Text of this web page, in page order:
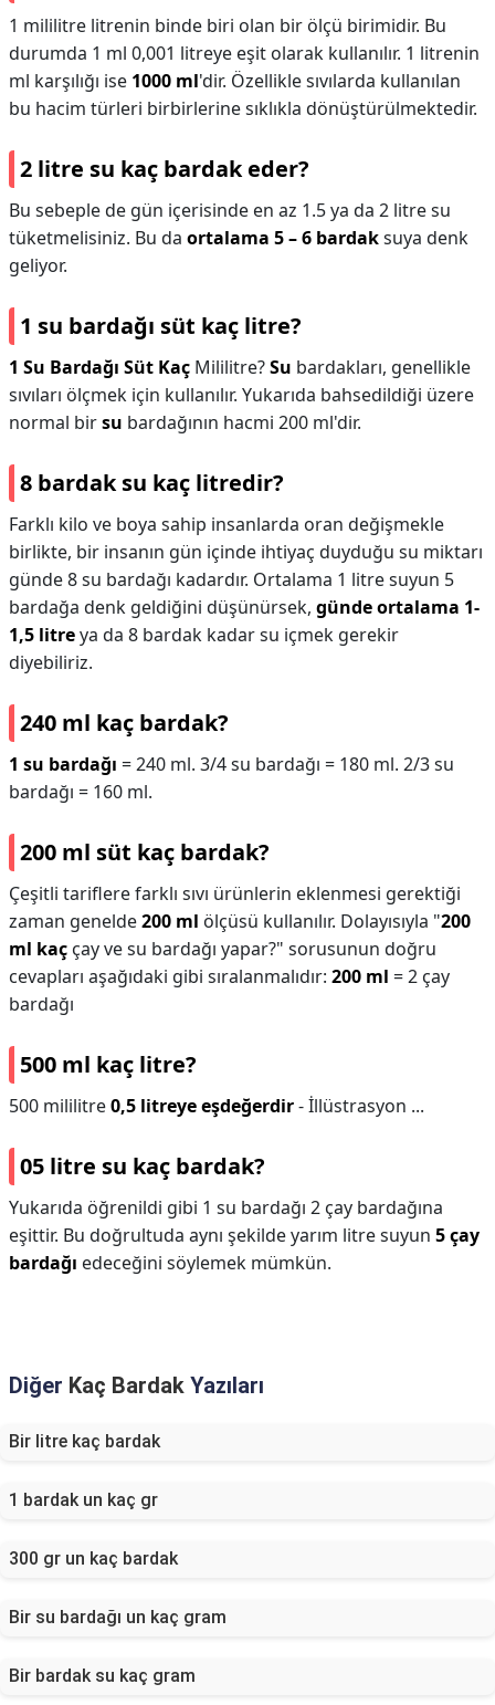
1 mililitre litrenin binde biri olan bir ölçü birimidir. Bu
durumda 1 ml 0,001 litreye eşit olarak kullanılır. 1 litrenin
ml karşılığı ise 1000 ml'dir. Özellikle sıvılarda kullanılan
bu hacim türleri birbirlerine sıklıkla dönüştürülmektedir.
2 litre su kaç bardak eder?
Bu sebeple de gün içerisinde en az 1.5 ya da 2 litre su
tüketmelisiniz. Bu da ortalama 5 – 6 bardaksuya denk
geliyor.
1 su bardağı süt kaç litre?
1 Su Bardağı Süt Kaç Mililitre?Su bardakları, genellikle
sıvıları ölçmek için kullanılır. Yukarıda bahsedildiği üzere
normal birsu bardağının hacmi 200 ml'dir.
8 bardak su kaç litredir?
Farklı kilo ve boya sahip insanlarda oran değişmekle
birlikte, bir insanın gün içinde ihtiyaç duyduğu su miktarı
günde 8 su bardağı kadardır. Ortalama 1 litre suyun 5
bardağa denk geldiğini düşünürsek, günde ortalama 1-
1,5 litreya da 8 bardak kadar su içmek gerekir
diyebiliriz.
240 ml kaç bardak?
1 su bardağı = 240 ml. 3/4 su bardağı = 180 ml. 2/3 su
bardağı = 160 ml.
200 ml süt kaç bardak?
Çeşitli tariflere farklı sıvı ürünlerin eklenmesi gerektiği
zaman genelde200 ml ölçüsü kullanılır. Dolayısıyla "200
ml kaç çay ve su bardağı yapar?" sorusunun doğru
cevapları aşağıdaki gibi sıralanmalıdır: 200 ml = 2 çay
bardağı
500 ml kaç litre?
500 mililitre0,5 litreye eşdeğerdir- İllüstrasyon ...
05 litre su kaç bardak?
Yukarıda öğrenildi gibi 1 su bardağı 2 çay bardağına
eşittir. Bu doğrultuda aynı şekilde yarım litre suyun 5 çay
bardağı edeceğini söylemek mümkün.
Diğer Kaç Bardak Yazıları
Bir litre kaç bardak
1 bardak un kaç gr
300 gr un kaç bardak
Bir su bardağı un kaç gram
Bir bardak su kaç gram